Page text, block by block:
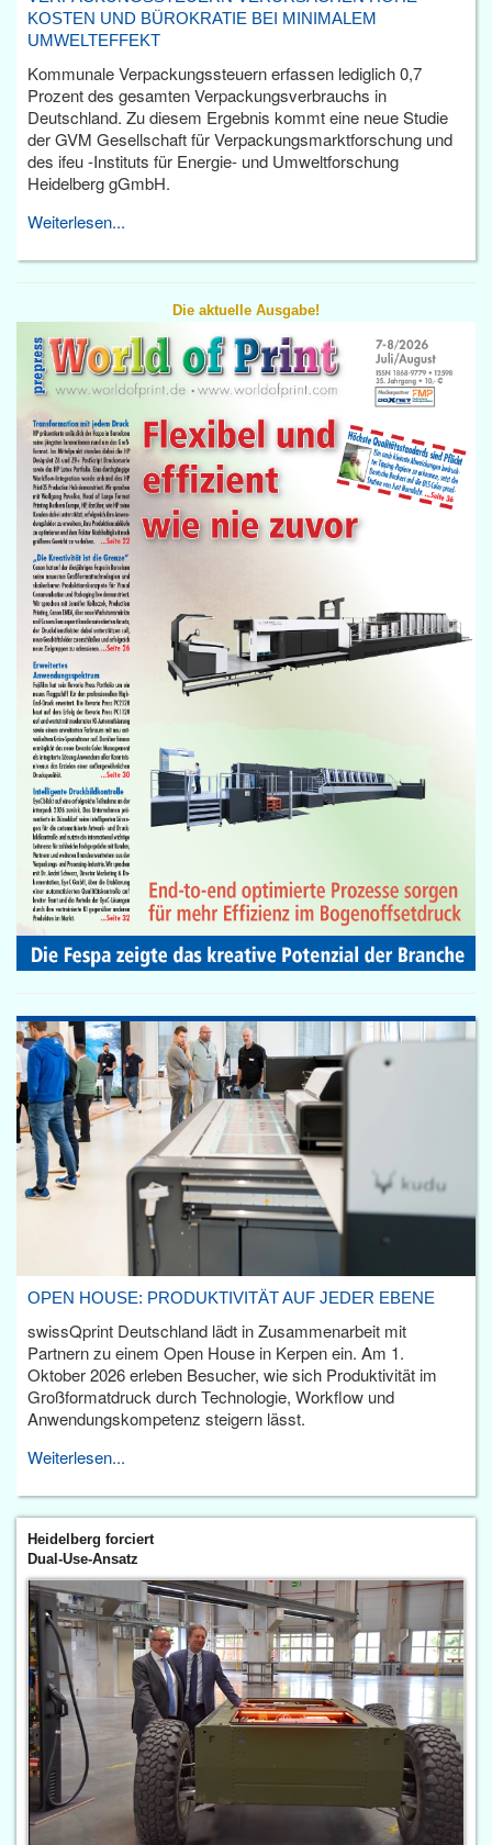
KOSTEN UND BÜROKRATIE BEI MINIMALEM
UMWELTEFFEKT
Kommunale Verpackungssteuern erfassen lediglich 0,7
Prozent des gesamten Verpackungsverbrauchs in
Deutschland. Zu diesem Ergebnis kommt eine neue Studie
der GVM Gesellschaft für Verpackungsmarktforschung und
des ifeu -Instituts für Energie- und Umweltforschung
Heidelberg gGmbH.
Weiterlesen...
Die aktuelle Ausgabe!
OPEN HOUSE: PRODUKTIVITÄT AUF JEDER EBENE
swissQprint Deutschland lädt in Zusammenarbeit mit
Partnern zu einem Open House in Kerpen ein. Am 1.
Oktober 2026 erleben Besucher, wie sich Produktivität im
Großformatdruck durch Technologie, Workflow und
Anwendungskompetenz steigern lässt.
Weiterlesen...
Heidelberg forciert
Dual-Use-Ansatz